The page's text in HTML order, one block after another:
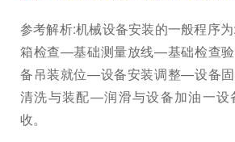
参考解析:机械设备安装的一般程序
箱检查—基础测量放线—基础检查
备吊装就位—设备安装调整—设备
清洗与装配—润滑与设备加油一
收。